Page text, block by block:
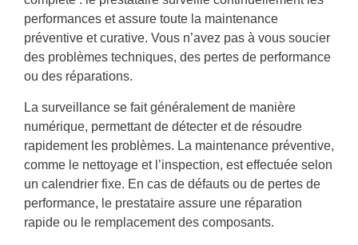
performances et assure toute la maintenance
préventive et curative. Vous n’avez pas à vous soucier
des problèmes techniques, des pertes de performance
ou des réparations.
La surveillance se fait généralement de manière
numérique, permettant de détecter et de résoudre
rapidement les problèmes. La maintenance préventive,
comme le nettoyage et l’inspection, est effectuée selon
un calendrier fixe. En cas de défauts ou de pertes de
performance, le prestataire assure une réparation
rapide ou le remplacement des composants.